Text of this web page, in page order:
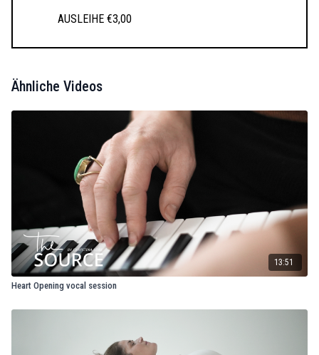
Ausleihe €3,00
Ähnliche Videos
13:51
Heart Opening vocal session